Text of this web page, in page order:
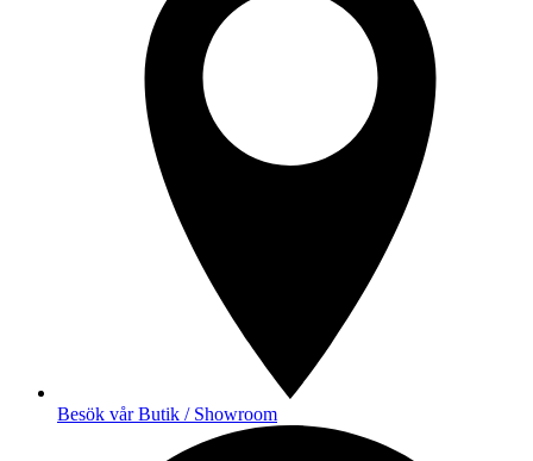
Besök vår Butik / Showroom